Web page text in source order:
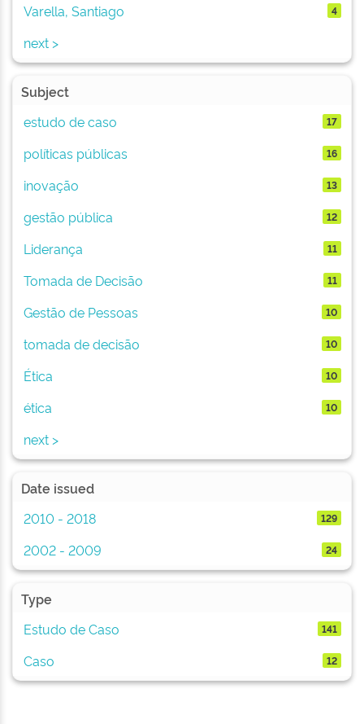
Varella, Santiago 4
next >
Subject
estudo de caso
17
políticas públicas 16
inovação 13
gestão pública 12
Liderança 11
Tomada de Decisão 11
Gestão de Pessoas 10
tomada de decisão 10
Ética 10
ética 10
next >
Date issued
2010 - 2018
129
2002 - 2009 24
Type
Estudo de Caso
141
Caso 12